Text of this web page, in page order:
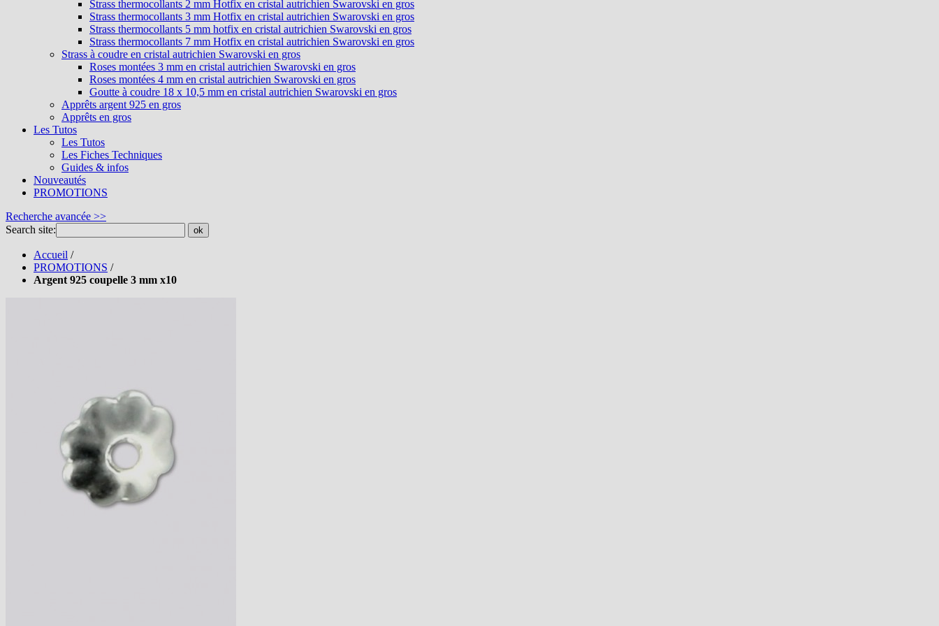
Strass thermocollants 2 mm Hotfix en cristal autrichien Swarovski en gros
Strass thermocollants 3 mm Hotfix en cristal autrichien Swarovski en gros
Strass thermocollants 5 mm hotfix en cristal autrichien Swarovski en gros
Strass thermocollants 7 mm Hotfix en cristal autrichien Swarovski en gros
Strass à coudre en cristal autrichien Swarovski en gros
Roses montées 3 mm en cristal autrichien Swarovski en gros
Roses montées 4 mm en cristal autrichien Swarovski en gros
Goutte à coudre 18 x 10,5 mm en cristal autrichien Swarovski en gros
Apprêts argent 925 en gros
Apprêts en gros
Les Tutos
Les Tutos
Les Fiches Techniques
Guides & infos
Nouveautés
PROMOTIONS
Recherche avancée >>
Search site:
ok
Accueil /
PROMOTIONS /
Argent 925 coupelle 3 mm x10